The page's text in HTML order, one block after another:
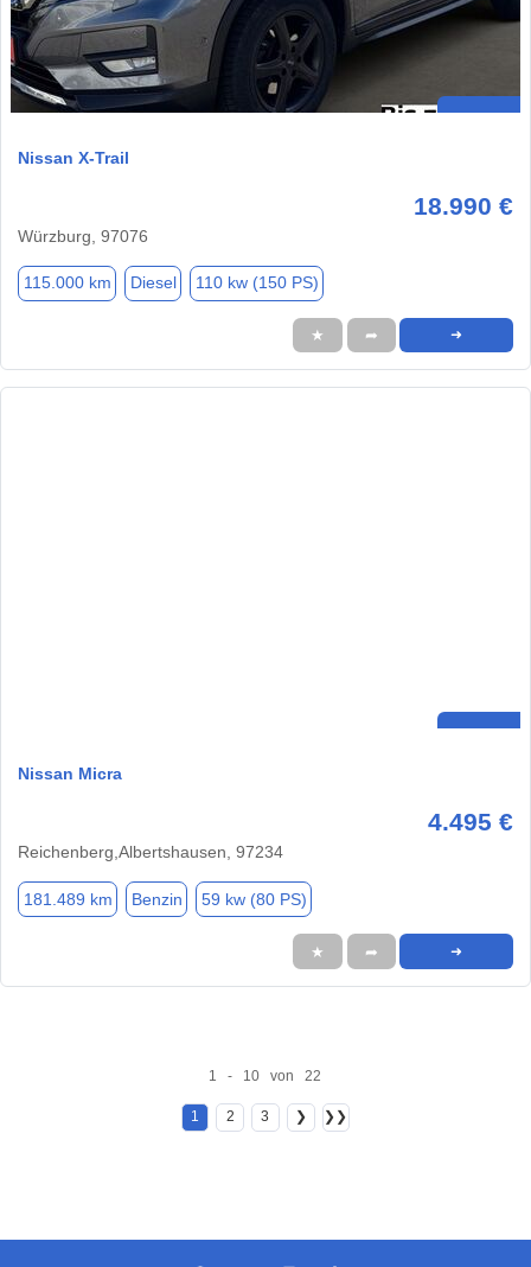
Nissan X-Trail
18.990 €
Würzburg, 97076
115.000 km Diesel 110 kw (150 PS)
★ ➦ ➜
Nissan Micra
4.495 €
Reichenberg,Albertshausen, 97234
181.489 km Benzin 59 kw (80 PS)
★ ➦ ➜
1 - 10 von 22
1 2 3 ❯ ❯❯